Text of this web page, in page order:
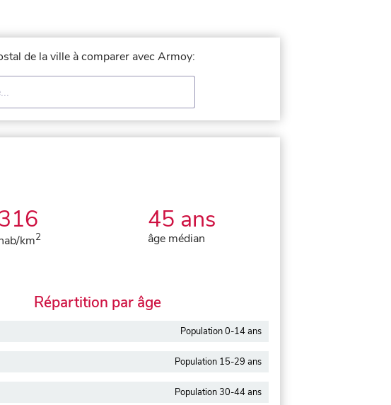
de la ville à comparer avec Armoy:
316
km2
45 ans
âge médian
Répartition par âge
Population 0-14 ans
Population 15-29 ans
Population 30-44 ans